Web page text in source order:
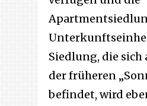
Siedlung, die sich
der früheren
befindet, wird